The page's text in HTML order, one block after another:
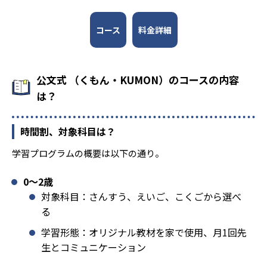
コース 料金詳細
公文式 （くもん・KUMON）のコースの内容
は？
時間割、対象科目は？
学習プログラムの概要は以下の通り。
0〜2歳
対象科目：さんすう、えいご、こくごから選べ
る
学習形態：オリジナル教材を家で使用、月1回先
生とコミュニケーション